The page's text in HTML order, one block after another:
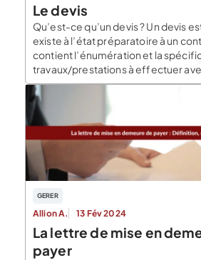
Le devis
Qu’est-ce qu’un devis ? Un devis
existe à l’état préparatoire à un
contient l’énumération et la
travaux/prestations à effectuer
prix des matériaux et de la main
dépenses nécessaires à la
prestation. Il s’agit d’une estimation
GERER
Allion A. 13 Fév 2024
La lettre de mise en
payer